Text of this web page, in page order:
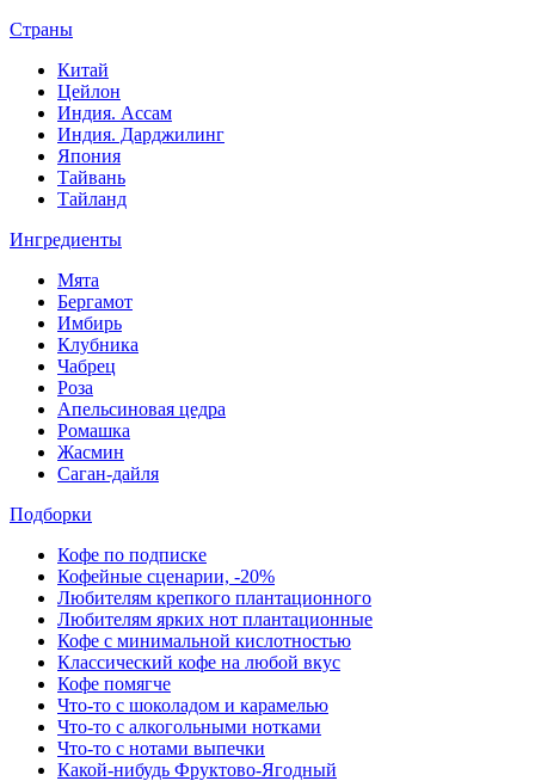
Страны
Китай
Цейлон
Индия. Ассам
Индия. Дарджилинг
Япония
Тайвань
Тайланд
Ингредиенты
Мята
Бергамот
Имбирь
Клубника
Чабрец
Роза
Апельсиновая цедра
Ромашка
Жасмин
Саган-дайля
Подборки
Кофе по подписке
Кофейные сценарии, -20%
Любителям крепкого плантационного
Любителям ярких нот плантационные
Кофе с минимальной кислотностью
Классический кофе на любой вкус
Кофе помягче
Что-то с шоколадом и карамелью
Что-то с алкогольными нотками
Что-то с нотами выпечки
Какой-нибудь Фруктово-Ягодный